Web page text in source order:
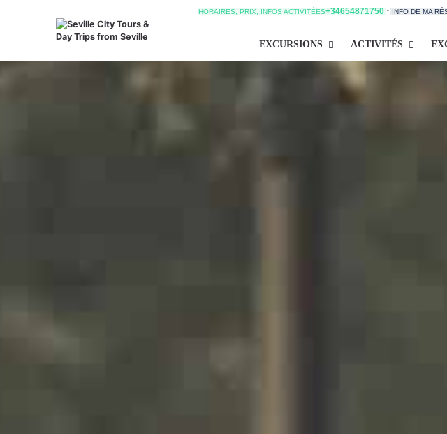
HORAIRES, PRIX, INFOS ACTIVITÉES+34654871750 · INFO DE MA
EXCURSIONS ACTIVITÉS